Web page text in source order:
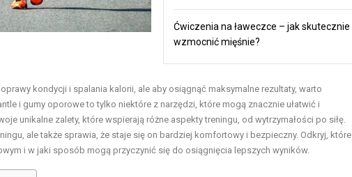
Ćwiczenia na ławeczce – jak skutecznie
wzmocnić mięśnie?
kondycji i spalania kalorii, ale aby osiągnąć maksymalne rezultaty, warto
i gumy oporowe to tylko niektóre z narzędzi, które mogą znacznie ułatwić i
unikalne zalety, które wspierają różne aspekty treningu, od wytrzymałości po siłę.
ale także sprawia, że staje się on bardziej komfortowy i bezpieczny. Odkryj, które
i w jaki sposób mogą przyczynić się do osiągnięcia lepszych wyników.